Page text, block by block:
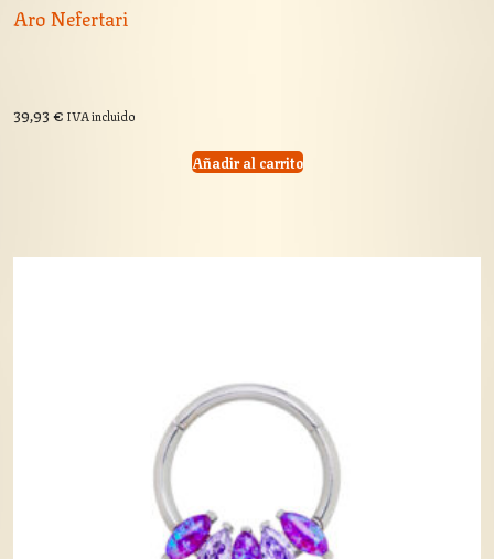
Aro Nefertari
39,93€ IVA incluido
Añadir al carrito